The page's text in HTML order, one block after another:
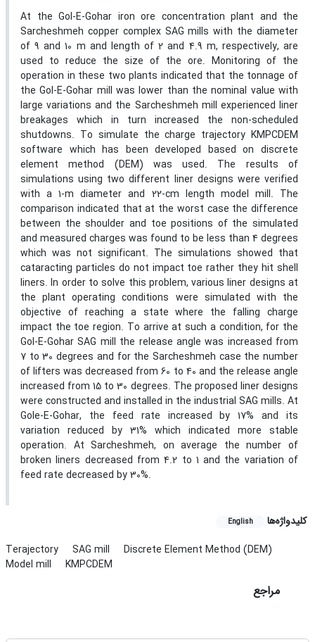
At the Gol-E-Gohar iron ore concentration plant and the
Sarcheshmeh copper complex SAG mills with the diameter
of 9 and 10 m and length of 2 and 4.9 m, respectively, are
used to reduce the size of the ore. Monitoring of the
operation in these two plants indicated that the tonnage of
the Gol-E-Gohar mill was lower than the nominal value with
large variations and the Sarcheshmeh mill experienced liner
breakages which in turn increased the non-scheduled
shutdowns. To simulate the charge trajectory KMPCDEM
software which has been developed based on discrete
element method (DEM) was used. The results of
simulations using two different liner designs were verified
with a 1-m diameter and 22-cm length model mill. The
comparison indicated that at the worst case the difference
between the shoulder and toe positions of the simulated
and measured charges was found to be less than 4 degrees
which was not significant. The simulations showed that
cataracting particles do not impact toe rather they hit shell
liners. In order to solve this problem, various liner designs at
the plant operating conditions were simulated with the
objective of reaching a state where the falling charge
impact the toe region. To arrive at such a condition, for the
Gol-E-Gohar SAG mill the release angle was increased from
7 to 30 degrees and for the Sarcheshmeh case the number
of lifters was decreased from 60 to 40 and the release angle
increased from 15 to 30 degrees. The proposed liner designs
were constructed and installed in the industrial SAG mills. At
Gole-E-Gohar, the feed rate increased by 17% and its
variation reduced by 31% which indicated more stable
operation. At Sarcheshmeh, on average the number of
broken liners decreased from 4.2 to 1 and the variation of
feed rate decreased by 30%.
کلیدواژه‌ها English
Terajectory SAG mill
Discrete Element Method (DEM)
Model mill
KMPCDEM
مراجع